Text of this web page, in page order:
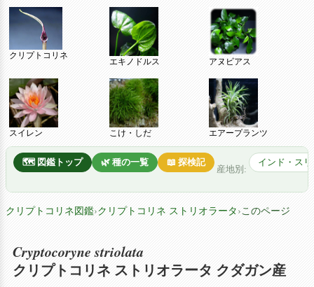
クリプトコリネ
エキノドルス アヌビアス
スイレン こけ・しだ エアープランツ
🗺️ 図鑑トップ 🌿 種の一覧 📖 探検記
産地別:
インド・ス
クリプトコリネ図鑑›クリプトコリネ ストリオラータ ›このページ
Cryptocoryne striolata
クリプトコリネ ストリオラータ クダガン産